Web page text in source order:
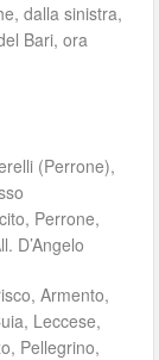
dalla sinistra,
Bari, ora
(Perrone),
Perrone,
D’Angelo
Armento,
Leccese,
Pellegrino,